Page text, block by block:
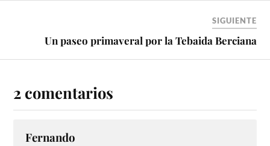
SIGUIENTE
Un paseo primaveral por la Tebaida Berciana
2 comentarios
Fernando